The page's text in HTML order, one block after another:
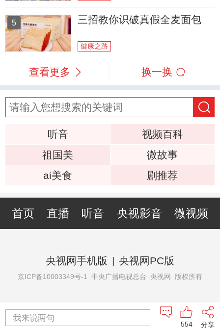
5 三招教你识破真假全麦面包
健康之路
查看更多 换一换
听音
视频百科
祖国美
微故事
ai美食
剧推荐
首页 直播 听音 央视影音 微视频
央视网手机版 | 央视网PC版
京ICP备10003349号-1 中央广播电视总台 央视网 版权所有
我来说两句
分享
554